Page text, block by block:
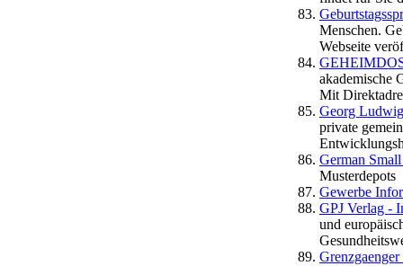
Menschen.
Webseite
akademische
Mit
Georg
private
German
Musterdepots
Gewerbe
GPJ Verlag -
und